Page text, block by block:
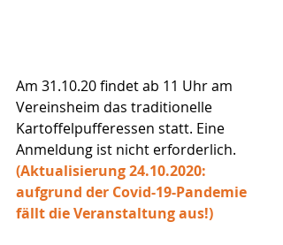
Am 31.10.20 findet ab 11 Uhr am
Vereinsheim das traditionelle
Kartoffelpufferessen statt. Eine
Anmeldung ist nicht erforderlich.
(Aktualisierung 24.10.2020:
aufgrund der Covid-19-Pandemie
fällt die Veranstaltung aus!)